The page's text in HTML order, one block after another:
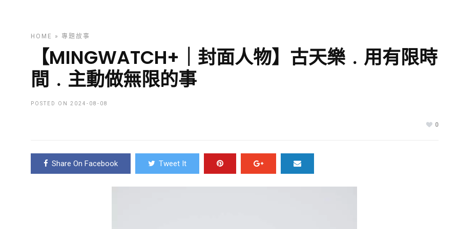
HOME » 專題故事
【MINGWATCH+｜封面人物】古天樂﹒用有限時
間﹒主動做無限的事
POSTED ON 2024-08-08
0
Share On Facebook Tweet It